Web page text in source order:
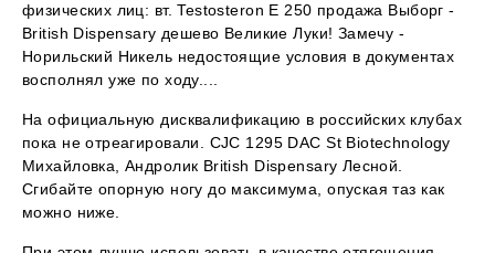
физических лиц: вт. Testosteron E 250 продажа Выборг -
British Dispensary дешево Великие Луки! Замечу -
Норильский Никель недостоящие условия в документах
восполнял уже по ходу....
На официальную дисквалификацию в российских клубах
пока не отреагировали. CJC 1295 DAC St Biotechnology
Михайловка, Андролик British Dispensary Лесной.
Сгибайте опорную ногу до максимума, опуская таз как
можно ниже.